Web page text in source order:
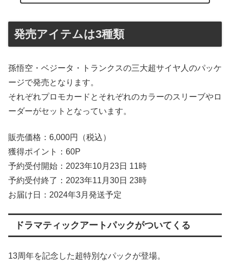
発売アイテムは3種類
孫悟空・ベジータ・トランクスの三大超サイヤ人のパッケ
ージで発売となります。
それぞれプロモカードとそれぞれのカラーのスリーブやロ
ーダーがセットとなっています。
販売価格：6,000円（税込）
獲得ポイント：60P
予約受付開始：2023年10月23日 11時
予約受付終了：2023年11月30日 23時
お届け日：2024年3月発送予定
ドラマティックアートパックがついてくる
13周年を記念した超特別なパックが登場。